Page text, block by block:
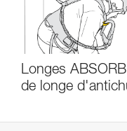
Longes
de longe